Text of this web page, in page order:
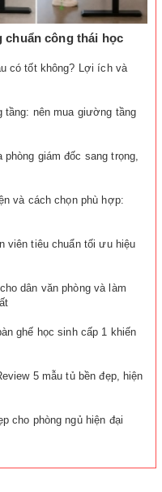
chuẩn công thái học
có tốt không? Lợi ích và
tầng: nên mua giường tầng
giám đốc sang trọng,
và cách chọn phù hợp:
viên tiêu chuẩn tối ưu hiệu
dân văn phòng và làm
ghế học sinh cấp 1 khiến
5 mẫu tủ bền đẹp, hiện
cho phòng ngủ hiện đại